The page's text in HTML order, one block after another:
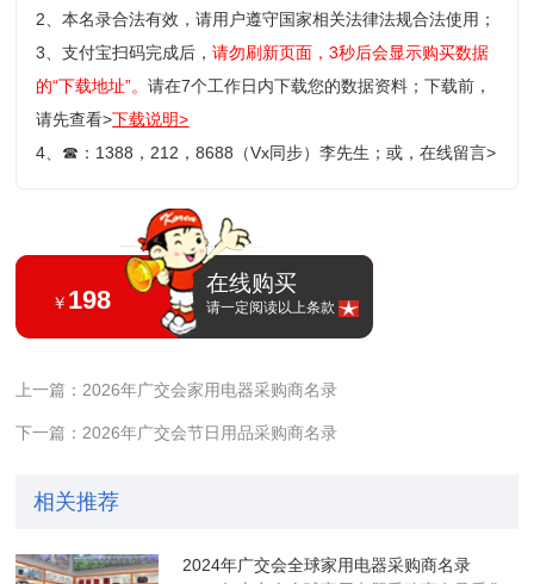
2、本名录合法有效，请用户遵守国家相关法律法规合法使用；
3、支付宝扫码完成后，请勿刷新页面，3秒后会显示购买数据
的“下载地址”。请在7个工作日内下载您的数据资料；下载前，
请先查看>下载说明>
4、 ☎ ：1388，212，8688（Vx同步）李先生；或，在线留言>
￥ 198
在线购买
请一定阅读以上条款
上一篇：2026年广交会家用电器采购商名录
下一篇：2026年广交会节日用品采购商名录
相关推荐
2024年广交会全球家用电器采购商名录